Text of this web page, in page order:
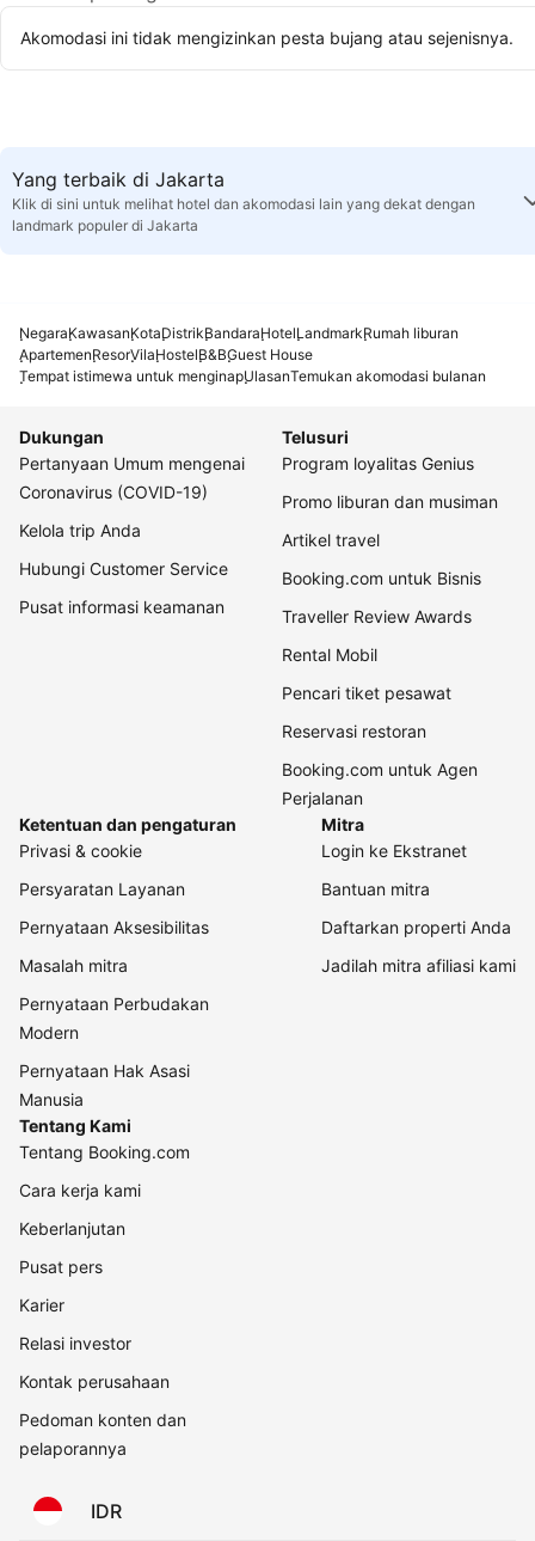
Akomodasi ini tidak mengizinkan pesta bujang atau sejenisnya.
Yang terbaik di Jakarta
Klik di sini untuk melihat hotel dan akomodasi lain yang dekat dengan
landmark populer di Jakarta
NegaraKawasanKotaDistrikBandaraHotelLandmarkRumah liburan
ApartemenResorVilaHostelB&BGuest House
Tempat istimewa untuk menginapUlasanTemukan akomodasi bulanan
Dukungan
Pertanyaan Umum mengenai
Coronavirus (COVID-19)
Kelola trip Anda
Hubungi Customer Service
Pusat informasi keamanan
Telusuri
Program loyalitas Genius
Promo liburan dan musiman
Artikel travel
Booking.com untuk Bisnis
Traveller Review Awards
Rental Mobil
Pencari tiket pesawat
Reservasi restoran
Booking.com untuk Agen
Perjalanan
Ketentuan dan pengaturan
Privasi & cookie
Persyaratan Layanan
Pernyataan Aksesibilitas
Masalah mitra
Pernyataan Perbudakan
Modern
Pernyataan Hak Asasi
Manusia
Mitra
Login ke Ekstranet
Bantuan mitra
Daftarkan properti Anda
Jadilah mitra afiliasi kami
Tentang Kami
Tentang Booking.com
Cara kerja kami
Keberlanjutan
Pusat pers
Karier
Relasi investor
Kontak perusahaan
Pedoman konten dan
pelaporannya
IDR